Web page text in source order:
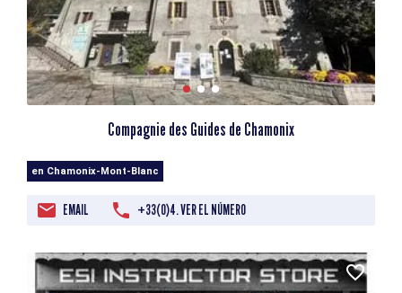
Compagnie des Guides de Chamonix
en Chamonix-Mont-Blanc
EMAIL +33(0)4. VER EL NÚMERO